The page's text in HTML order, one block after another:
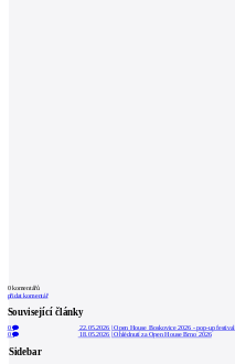
0komentářů
přidat komentář
Související články
0 22.05.2026 |Open House Boskovice 2026 - pop-up festival
0 18.05.2026 |Ohlédnutí za Open House Brno 2026
Sidebar